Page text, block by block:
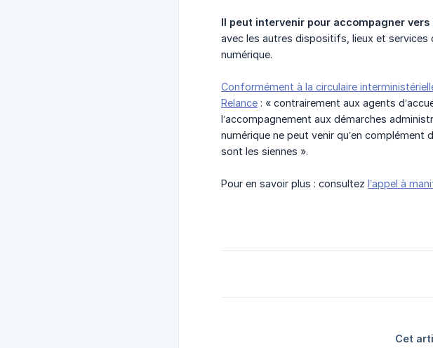
Il peut intervenir pour accompagner
avec les autres dispositifs, lieux et services
numérique.
Conformément à la circulaire
Relance : « contrairement aux agents
l’accompagnement aux démarches
numérique ne peut venir qu’en
sont les siennes ».
Pour en savoir plus : consultez l’appel à
Cet